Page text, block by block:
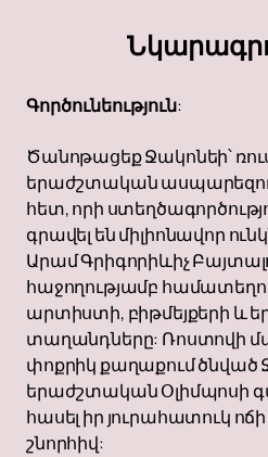
Գործունեություն:
Ծանոթացեք Ջակոնեի՝
երաժշտական
հետ, որի
գրավել են միլիոնավոր
Արամ Գրիգորիևիչ
հաջողությամբ
արտիստի, բիթմեյքերի և
տաղանդները: Ռոստովի
փոքրիկ քաղաքում ծնված
երաժշտական ​​​​Օլիմպոսի
հասել իր յուրահատուկ
շնորհիվ: